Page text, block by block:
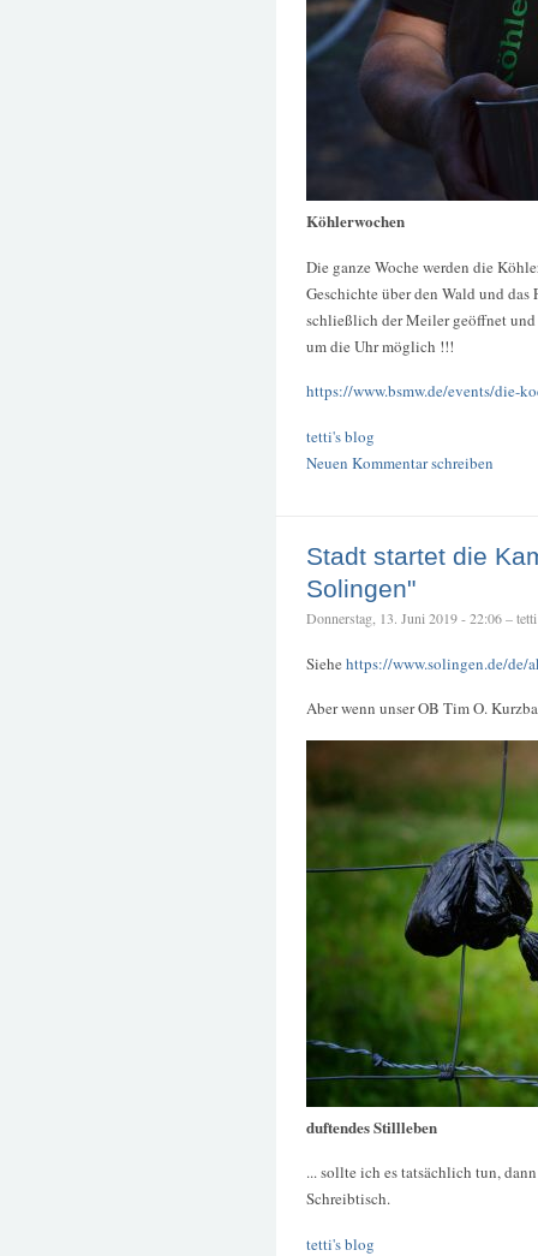
Köhlerwochen
Die ganze Woche werden die
Geschichte über den Wald und
schließlich der Meiler geöffnet
um die Uhr möglich !!!
https://www.bsmw.de/events/die-
tetti's blog
Neuen Kommentar schreiben
Stadt startet die
Solingen"
Donnerstag, 13. Juni 2019 - 22:06 – tetti
Siehe https://www.solingen.de/de/
Aber wenn unser OB Tim O.
duftendes Stillleben
... sollte ich es tatsächlich tun,
Schreibtisch.
tetti's blog